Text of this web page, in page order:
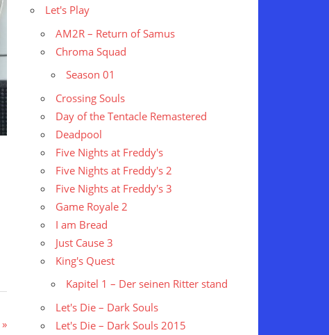
Let's Play
AM2R – Return of Samus
Chroma Squad
Season 01
Crossing Souls
Day of the Tentacle Remastered
Deadpool
Five Nights at Freddy's
Five Nights at Freddy's 2
Five Nights at Freddy's 3
Game Royale 2
I am Bread
Just Cause 3
King's Quest
Kapitel 1 – Der seinen Ritter stand
Let's Die – Dark Souls
Let's Die – Dark Souls 2015